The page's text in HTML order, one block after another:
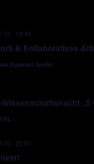
& Kollaboratives
- 19:45
Eupener Sraße
Wissenschaftsnacht „5
- 22:00